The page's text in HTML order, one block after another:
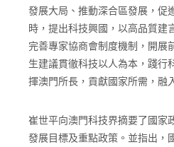
發展大局、推動深合區發展，促
時，提出科技興國，以高品質建
完善專家協商會制度機制，開展
生建議貫徹科技以人為本，踐行
揮澳門所長，貢獻國家所需，融
崔世平向澳門科技界摘要了國家
發展目標及重點政策。並指出，